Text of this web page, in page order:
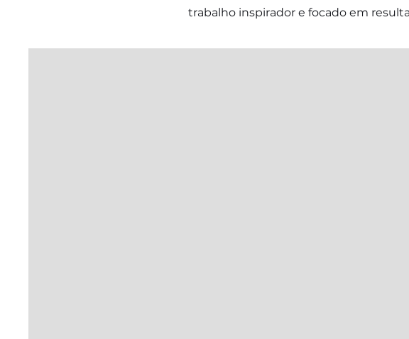
trabalho inspirador e focado em